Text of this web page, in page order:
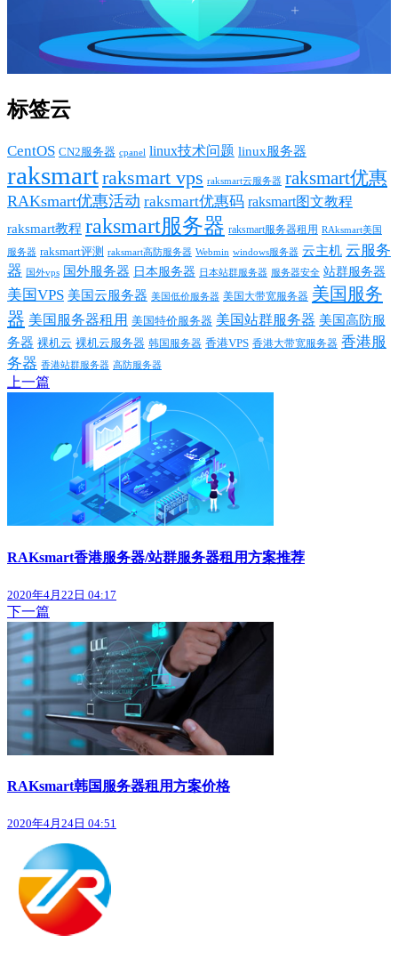
标签云
CentOS CN2服务器 cpanel linux技术问题 linux服务器
raksmartraksmart vps raksmart云服务器 raksmart优惠
RAKsmart优惠活动 raksmart优惠码 raksmart图文教程
raksmart教程 raksmart服务器 raksmart服务器租用 RAksmart美国
服务器 raksmart评测 raksmart高防服务器 Webmin windows服务器 云主机 云服务
器 国外vps 国外服务器 日本服务器 日本站群服务器 服务器安全 站群服务器
美国VPS 美国云服务器 美国低价服务器 美国大带宽服务器 美国服务
器 美国服务器租用 美国特价服务器 美国站群服务器 美国高防服
务器 裸机云 裸机云服务器 韩国服务器 香港VPS 香港大带宽服务器 香港服
务器 香港站群服务器 高防服务器
上一篇
RAKsmart香港服务器/站群服务器租用方案推荐
2020年4月22日 04:17
下一篇
RAKsmart韩国服务器租用方案价格
2020年4月24日 04:51